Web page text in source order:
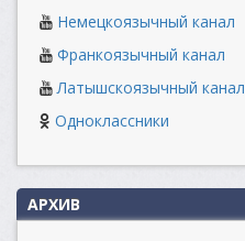
Немецкоязычный канал
Франкоязычный канал
Латышскоязычный канал
Одноклассники
АРХИВ